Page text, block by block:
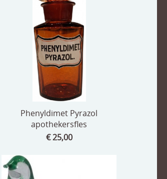
Phenyldimet Pyrazol
apothekersfles
€ 25,00